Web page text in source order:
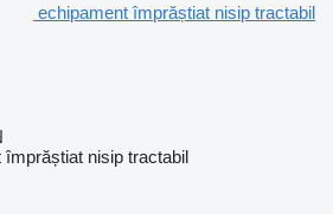
echipament împrăștiat nisip tractabil
nisip tractabil